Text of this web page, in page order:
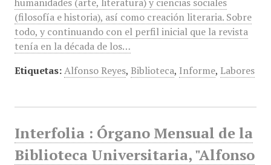
(filosofía e historia), así como creación literaria. Sobre
todo, y continuando con el perfil inicial que la revista
tenía en la década de los…
Etiquetas: Alfonso Reyes, Biblioteca, Informe, Labores
Interfolia : Órgano Mensual de la
Biblioteca Universitaria, "Alfonso